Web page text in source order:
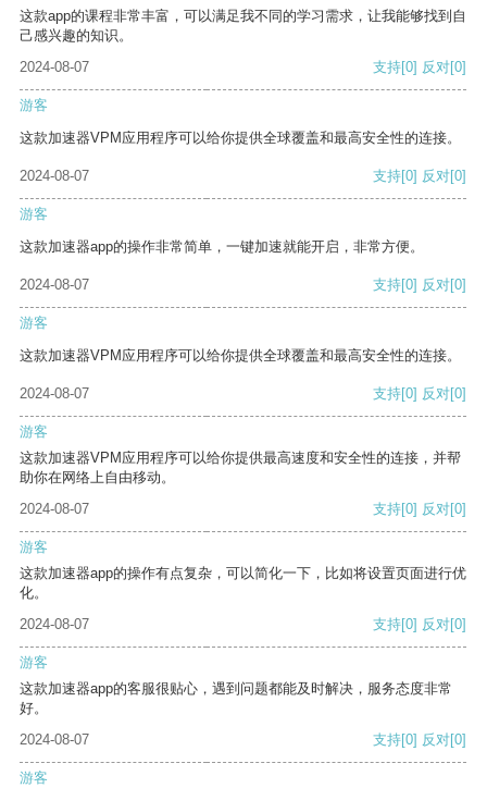
这款app的课程非常丰富，可以满足我不同的学习需求，让我能够找到自
己感兴趣的知识。
2024-08-07
支持[0] 反对[0]
游客
这款加速器VPM应用程序可以给你提供全球覆盖和最高安全性的连接。
2024-08-07 支持[0] 反对[0]
游客
这款加速器app的操作非常简单，一键加速就能开启，非常方便。
2024-08-07 支持[0] 反对[0]
游客
这款加速器VPM应用程序可以给你提供全球覆盖和最高安全性的连接。
2024-08-07 支持[0] 反对[0]
游客
这款加速器VPM应用程序可以给你提供最高速度和安全性的连接，并帮
助你在网络上自由移动。
2024-08-07
支持[0] 反对[0]
游客
这款加速器app的操作有点复杂，可以简化一下，比如将设置页面进行优
化。
2024-08-07
支持[0] 反对[0]
游客
这款加速器app的客服很贴心，遇到问题都能及时解决，服务态度非常
好。
2024-08-07
支持[0] 反对[0]
游客